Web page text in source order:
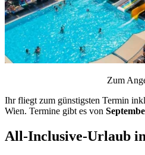
Zum
Ihr fliegt zum günstigsten Termin
Wien. Termine gibt es von
All-Inclusive-Urlaub